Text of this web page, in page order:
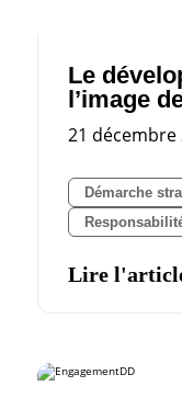
Le
l’image
21 décembre
Démarche
Lire